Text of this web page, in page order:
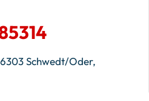
Schwedt/Oder,